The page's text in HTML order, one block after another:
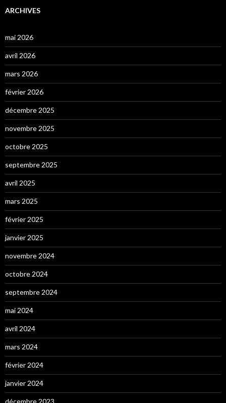
ARCHIVES
mai 2026
avril 2026
mars 2026
février 2026
décembre 2025
novembre 2025
octobre 2025
septembre 2025
avril 2025
mars 2025
février 2025
janvier 2025
novembre 2024
octobre 2024
septembre 2024
mai 2024
avril 2024
mars 2024
février 2024
janvier 2024